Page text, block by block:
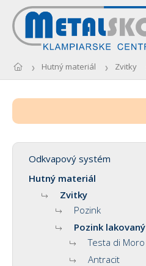
Hutný materiál Zvitky
Odkvapový systém
Hutný materiál
Zvitky
Pozink
Pozink lakovaný
Testa di Moro
Antracit